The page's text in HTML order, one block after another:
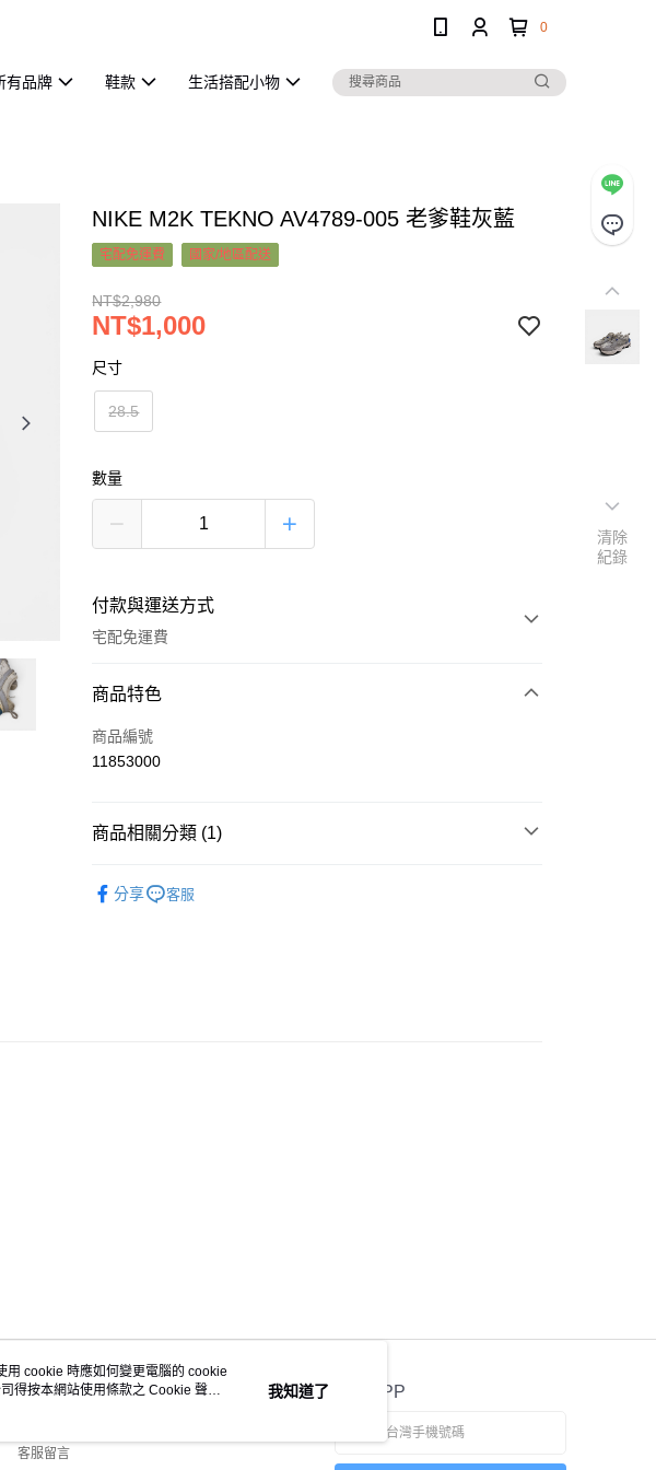
0
有品牌 鞋款 生活搭配小物
NIKE M2K TEKNO AV4789-005 老爹鞋灰藍
宅配免運費 國家/地區配送
NT$2,980
NT$1,000
尺寸
28.5
數量
付款與運送方式
宅配免運費
付款方式
信用卡一次付款
商品特色
商品編號
11853000
商品相關分類 (1)
分享
客服
客服資訊
客服留言
官方APP
清除
紀錄
用 cookie 時應如何變更電腦的 cookie
得按本網站使用條款之 Cookie 聲明
我知道了